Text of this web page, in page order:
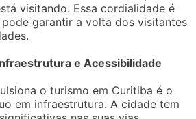
visitando. Essa cordialidade é
garantir a volta dos visitantes
e Acessibilidade
o turismo em Curitiba é o
em infraestrutura. A cidade tem